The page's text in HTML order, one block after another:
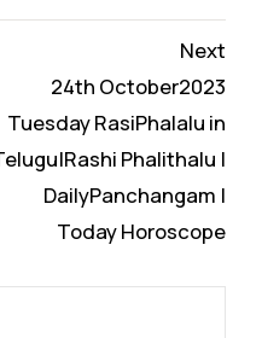
Next
24th October2023
Tuesday RasiPhalalu in
Phalithalu |
DailyPanchangam |
Today Horoscope